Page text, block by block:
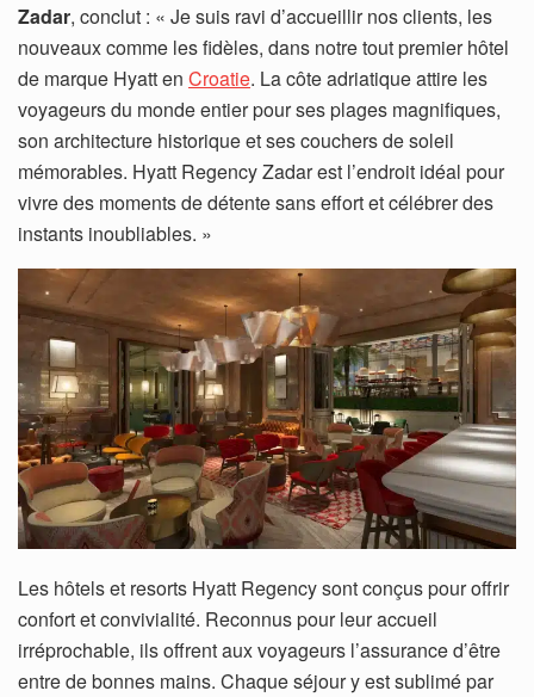
Zadar, conclut : « Je suis ravi d’accueillir nos clients, les
nouveaux comme les fidèles, dans notre tout premier hôtel
de marque Hyatt en Croatie. La côte adriatique attire les
voyageurs du monde entier pour ses plages magnifiques,
son architecture historique et ses couchers de soleil
mémorables. Hyatt Regency Zadar est l’endroit idéal pour
vivre des moments de détente sans effort et célébrer des
instants inoubliables. »
Les hôtels et resorts Hyatt Regency sont conçus pour offrir
confort et convivialité. Reconnus pour leur accueil
irréprochable, ils offrent aux voyageurs l’assurance d’être
entre de bonnes mains. Chaque séjour y est sublimé par